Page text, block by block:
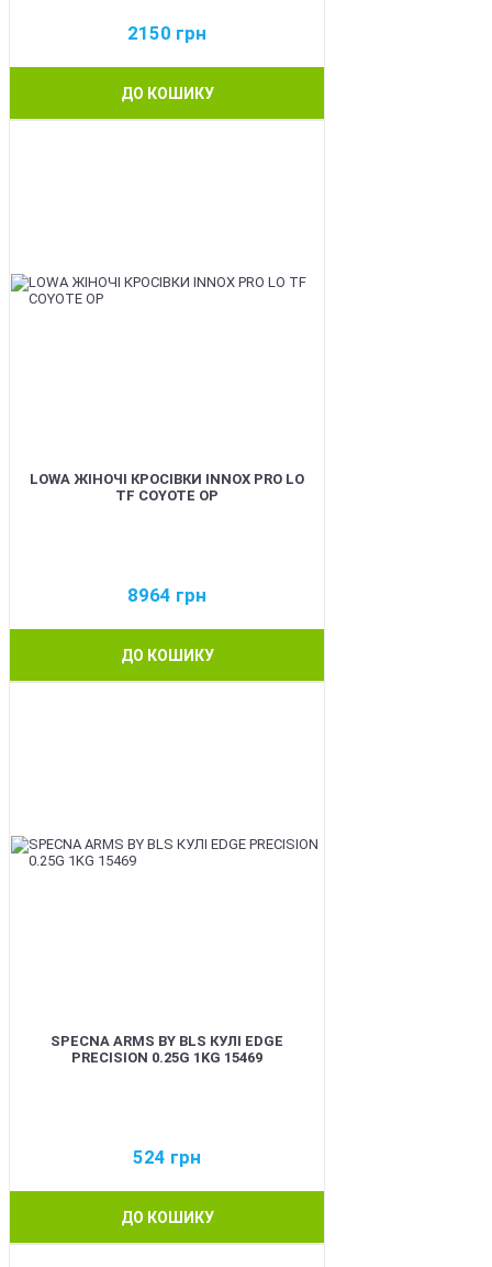
2150 грн
ДО КОШИКУ
LOWA ЖІНОЧІ КРОСІВКИ INNOX PRO LO
TF COYOTE OP
8964 грн
ДО КОШИКУ
SPECNA ARMS BY BLS КУЛІ EDGE
PRECISION 0.25G 1KG 15469
524 грн
ДО КОШИКУ